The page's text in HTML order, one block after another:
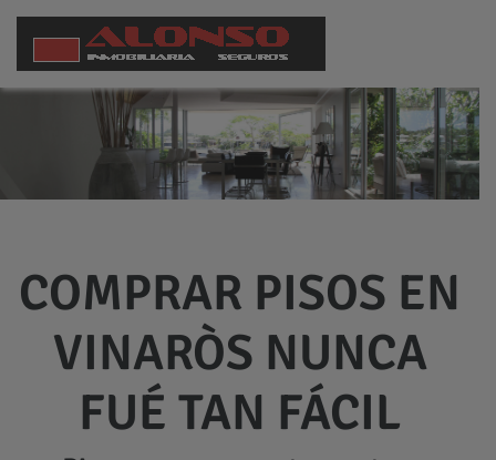
COMPRAR PISOS EN
VINARÒS NUNCA
FUÉ TAN FÁCIL